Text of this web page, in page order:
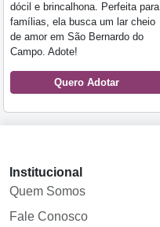
dócil e brincalhona. Perfeita para
famílias, ela busca um lar cheio
de amor em São Bernardo do
Campo. Adote!
Quero Adotar
Institucional
Quem Somos
Fale Conosco